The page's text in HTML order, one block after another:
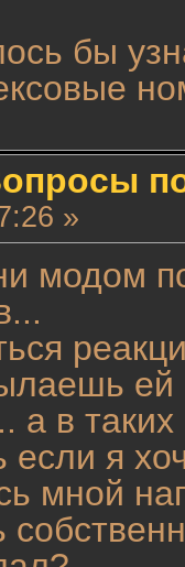
бы
»
модом
а в
если я
мной